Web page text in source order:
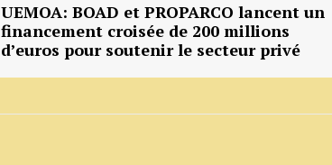
UEMOA: BOAD et PROPARCO lancent un
financement croisée de 200 millions
d’euros pour soutenir le secteur privé